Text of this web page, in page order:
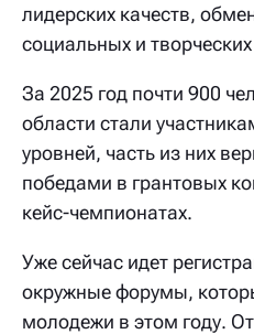
лидерских качеств,
социальных и
За 2025 год почти 900
области стали
уровней, часть из них
победами в грантовых
кейс-чемпионатах.
Уже сейчас идет
окружные форумы,
молодежи в этом году.